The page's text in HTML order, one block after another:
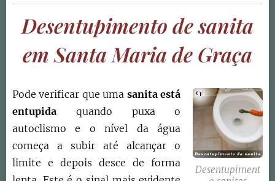
Desentupimento de sanita
em Santa Maria de Graça
Desentupiment
Pode verificar que uma sanita está
entupida quando puxa o
autoclismo e o nível da água
começa a subir até alcançar o
limite e depois desce de forma